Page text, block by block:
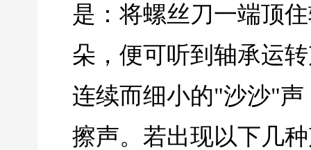
是：将螺丝刀一端顶
朵，便可听到轴承运
连续而细小的"沙沙"
擦声。若出现以下几